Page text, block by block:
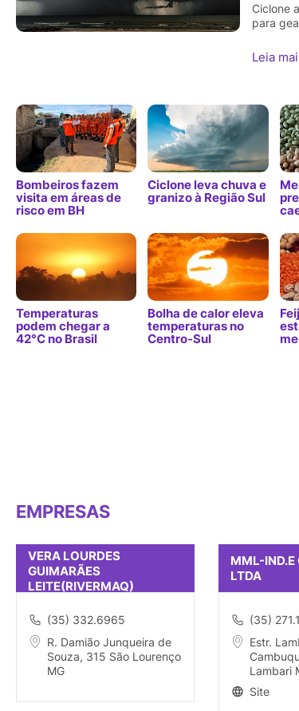
Ciclone
para
Leia
Bombeiros fazem
visita em áreas de
risco em BH
Ciclone leva chuva e
granizo à Região Sul
Temperaturas
podem chegar a
42°C no Brasil
Bolha de calor eleva
temperaturas no
Centro-Sul
EMPRESAS
VERA LOURDES
GUIMARÃES
LEITE(RIVERMAQ)
(35) 332.6965
R. Damião Junqueira de
Souza, 315 São Lourenço
MG
MML-IND.E
LTDA
(35)
Estr.
Lambari
Site